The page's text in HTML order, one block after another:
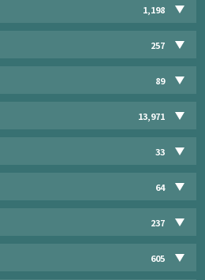
1,198
257
89
13,971
33
64
237
605